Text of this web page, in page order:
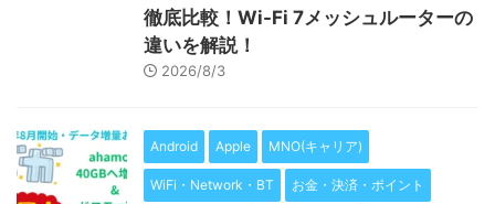
徹底比較！Wi-Fi 7メッシュルーターの
違いを解説！
2026/8/3
Android Apple MNO(キャリア)
WiFi・Network・BT お金・決済・ポイント